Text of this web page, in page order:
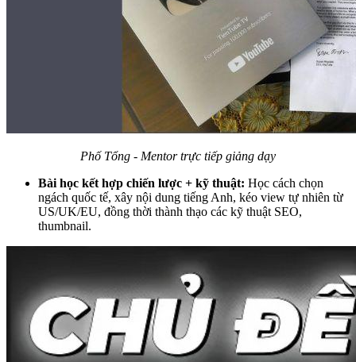
Phố Tổng - Mentor trực tiếp giảng dạy
Bài học kết hợp chiến lược + kỹ thuật: Học cách chọn
ngách quốc tế, xây nội dung tiếng Anh, kéo view tự nhiên từ
US/UK/EU, đồng thời thành thạo các kỹ thuật SEO,
thumbnail.